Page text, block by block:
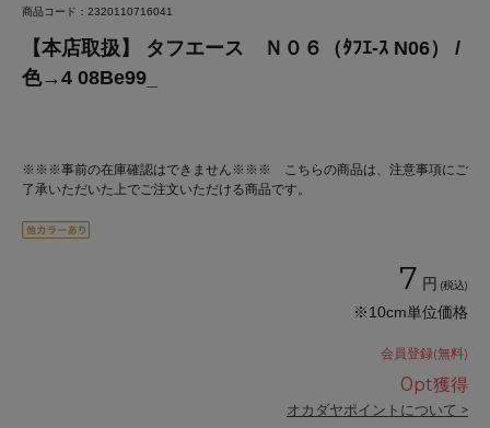
商品コード：2320110716041
【本店取扱】 タフエース Ｎ０６（ﾀﾌｴ-ｽ N06） /
色→4 08Be99_
※※※事前の在庫確認はできません※※※ こちらの商品は、注意事項にご
了承いただいた上でご注文いただける商品です。
7 円 (税込)
※10cm単位価格
会員登録(無料)
0pt獲得
オカダヤポイントについて >